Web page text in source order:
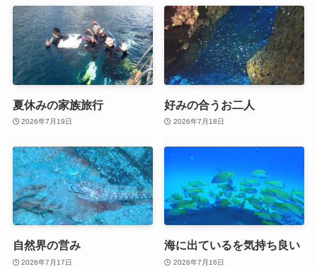
夏休みの家族旅行
2026年7月19日
好みの合うお二人
2026年7月18日
自然界の営み
2026年7月17日
海に出ているを気持ち良い
2026年7月16日